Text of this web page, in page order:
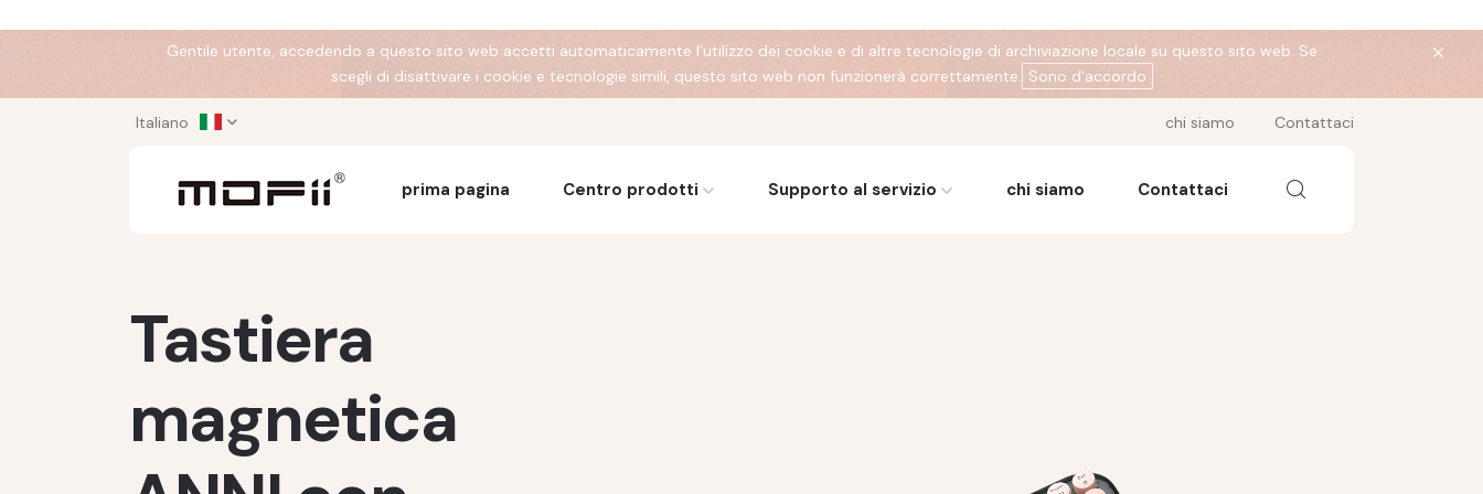
Gentile utente, accedendo a questo sito web accetti automaticamente l'utilizzo dei cookie e di altre tecnologie di archiviazione locale su questo sito web. Se
scegli di disattivare i cookie e tecnologie simili, questo sito web non funzionerà correttamente. Sono d'accordo
Italiano chi siamo Contattaci
prima pagina Centro prodotti Supporto al servizio chi siamo Contattaci
Tastiera
magnetica